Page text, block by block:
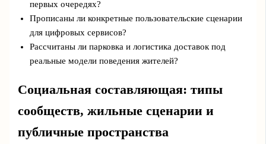
первых очередях?
Прописаны ли конкретные пользовательские сценарии
для цифровых сервисов?
Рассчитаны ли парковка и логистика доставок под
реальные модели поведения жителей?
Социальная составляющая: типы
сообществ, жильные сценарии и
публичные пространства